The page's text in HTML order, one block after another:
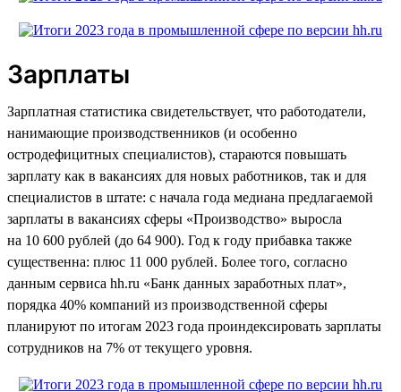
Зарплаты
Зарплатная статистика свидетельствует, что работодатели,
нанимающие производственников (и особенно
остродефицитных специалистов), стараются повышать
зарплату как в вакансиях для новых работников, так и для
специалистов в штате: с начала года медиана предлагаемой
зарплаты в вакансиях сферы «Производство» выросла
на 10 600 рублей (до 64 900). Год к году прибавка также
существенна: плюс 11 000 рублей. Более того, согласно
данным сервиса hh.ru «Банк данных заработных плат»,
порядка 40% компаний из производственной сферы
планируют по итогам 2023 года проиндексировать зарплаты
сотрудников на 7% от текущего уровня.